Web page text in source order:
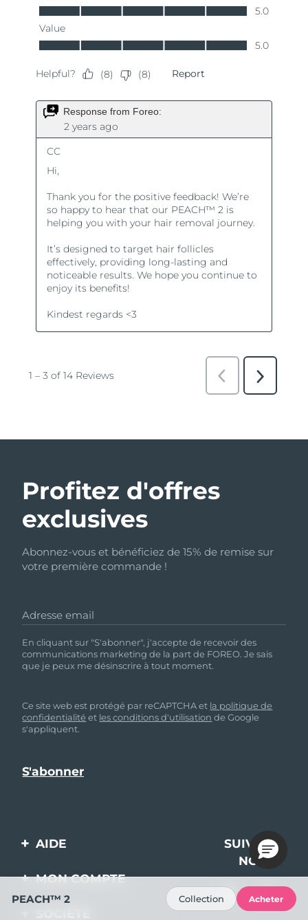
Profitez d'offres
exclusives
Abonnez-vous et bénéficiez de 15% de remise sur
votre première commande !
Adresse email
En cliquant sur "S'abonner", j'accepte de recevoir des
communications marketing de la part de FOREO. Je sais
que je peux me désinscrire à tout moment.
Ce site web est protégé par reCAPTCHA et la politique de
confidentialité et les conditions d'utilisation de Google
s'appliquent.
AIDE
Contactez-nous
Commandes et
SUIVEZ-
NOUS
MON COMPTE
Enregistrement produit
PEACH™ 2 Collection Acheter